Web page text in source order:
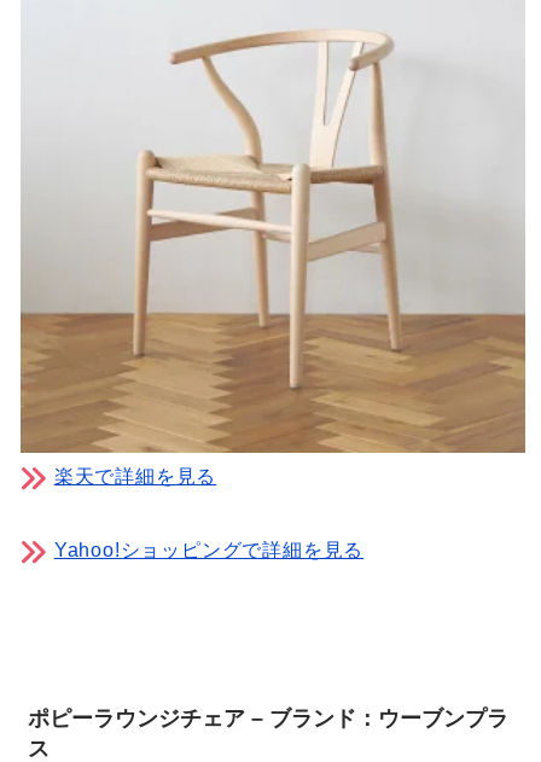
楽天で詳細を見る
Yahoo!ショッピングで詳細を見る
ポピーラウンジチェア – ブランド：ウーブンプラ
ス